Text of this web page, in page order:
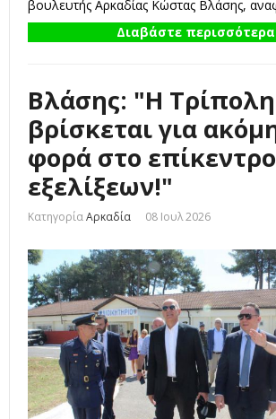
βουλευτής Αρκαδίας Κώστας Βλάσης,
Διαβάστε
Βλάσης: "Η Τρίπολη
βρίσκεται για
φορά στο
εξελίξεων!"
ΚατηγορίαΑρκαδία 08 Ιουλ 2026